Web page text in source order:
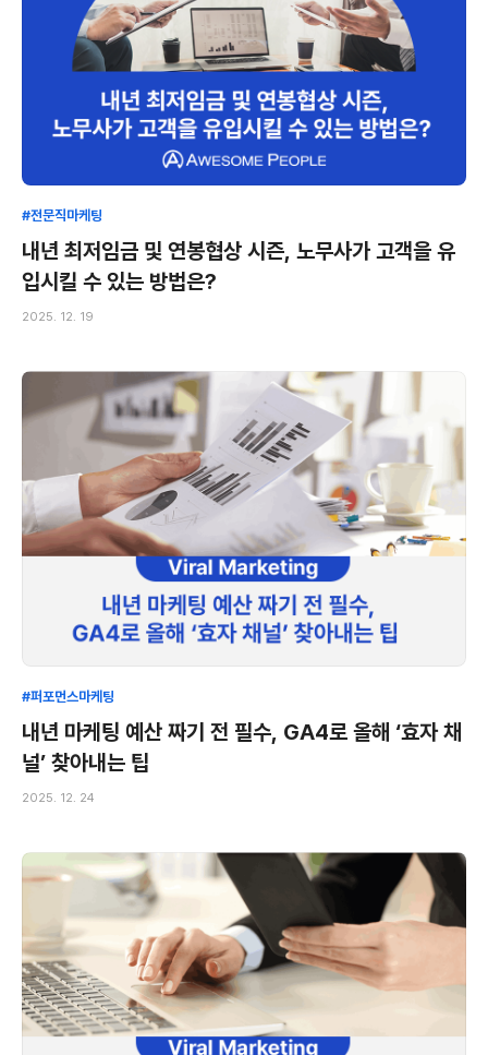
#전문직마케팅
내년 최저임금 및 연봉협상 시즌, 노무사가 고객을 유
입시킬 수 있는 방법은?
2025. 12. 19
#퍼포먼스마케팅
내년 마케팅 예산 짜기 전 필수, GA4로 올해 ‘효자 채
널’ 찾아내는 팁
2025. 12. 24